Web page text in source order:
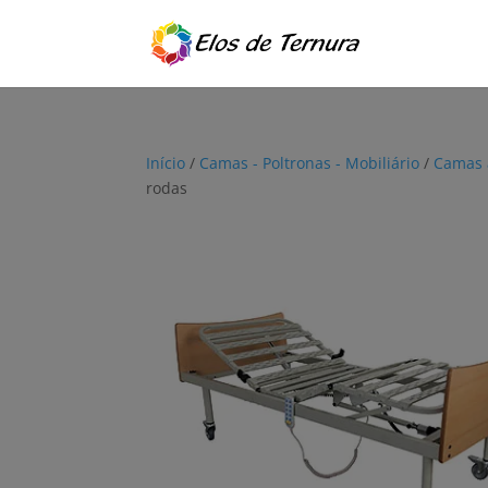
Início / Camas - Poltronas - Mobiliário /
rodas